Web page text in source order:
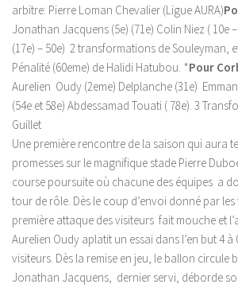
arbitre: Pierre Loman Chevalier (Ligue AURA)
Jonathan Jacquens (5e) (71e) Colin Niez ( 10e
(17e) – 50e) 2 transformations de Souleyman,
Pénalité (60eme) de Halidi Hatubou. *Pour
Aurelien Oudy (2eme) Delplanche (31e)
(54e et 58e) Abdessamad Touati ( 78e). 3
Guillet
Une première rencontre de la saison qui aura
promesses sur le magnifique stade Pierre
course poursuite où chacune des équipes a
tour de rôle. Dès le coup d’envoi donné par les
première attaque des visiteurs fait mouche et
Aurelien Oudy aplatit un essai dans l’en but 4 à
visiteurs. Dès la remise en jeu, le ballon circule
Jonathan Jacquens, dernier servi, déborde